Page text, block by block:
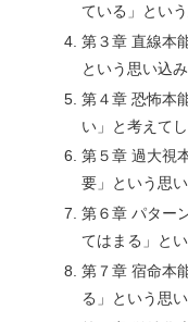
ている」とい
第３章 直線本
という思い込み
第４章 恐怖本
い」と考えて
第５章 過大視
要」という思
第６章 パター
てはまる」と
第７章 宿命本
る」という思